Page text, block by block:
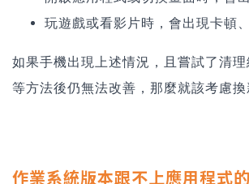
玩遊戲或看影片時，會出現卡頓
如果手機出現上述情況，且嘗試了清
等方法後仍無法改善，那麼就該考慮換
作業系統版本跟不上應用程式